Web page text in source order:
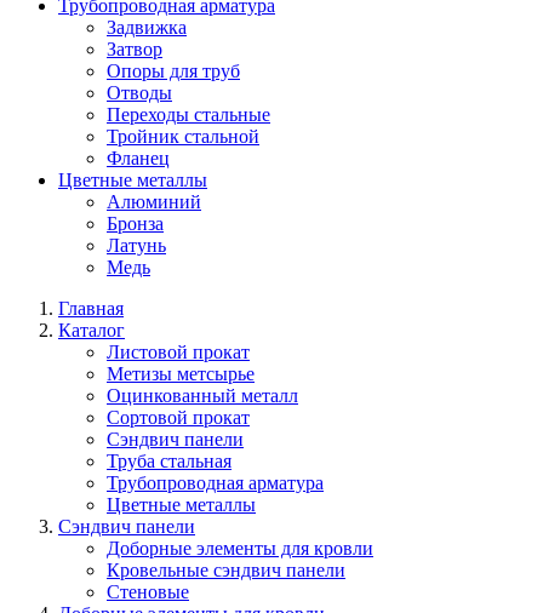
Трубопроводная арматура
Задвижка
Затвор
Опоры для труб
Отводы
Переходы стальные
Тройник стальной
Фланец
Цветные металлы
Алюминий
Бронза
Латунь
Медь
Главная
Каталог
Листовой прокат
Метизы метсырье
Оцинкованный металл
Сортовой прокат
Сэндвич панели
Труба стальная
Трубопроводная арматура
Цветные металлы
Сэндвич панели
Доборные элементы для кровли
Кровельные сэндвич панели
Стеновые